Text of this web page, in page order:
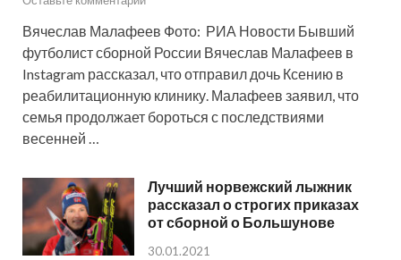
Вячеслав Малафеев Фото: РИА Новости Бывший
футболист сборной России Вячеслав Малафеев в
Instagram рассказал, что отправил дочь Ксению в
реабилитационную клинику. Малафеев заявил, что
семья продолжает бороться с последствиями
весенней …
Лучший норвежский лыжник
рассказал о строгих приказах
от сборной о Большунове
30.01.2021